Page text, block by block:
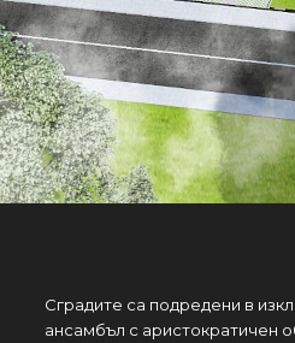
Сградите са подредени в
ансамбъл с аристократичен